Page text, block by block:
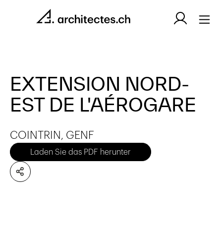
EXTENSION NORD-
EST DE L'AÉROGARE
COINTRIN, GENF
Laden Sie das PDF herunter